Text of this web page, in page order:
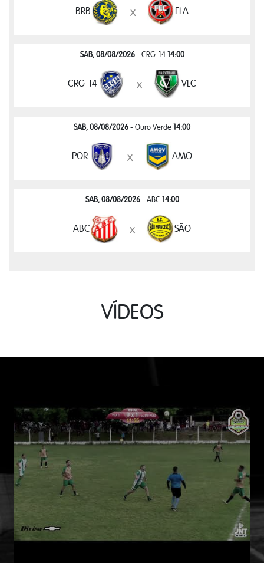
BRB x FLA
SAB, 08/08/2026- CRG-14 14:00
CRG-14 x VLC
SAB, 08/08/2026 - Ouro Verde 14:00
POR x AMO
SAB, 08/08/2026- ABC 14:00
ABC x SÃO
VÍDEOS